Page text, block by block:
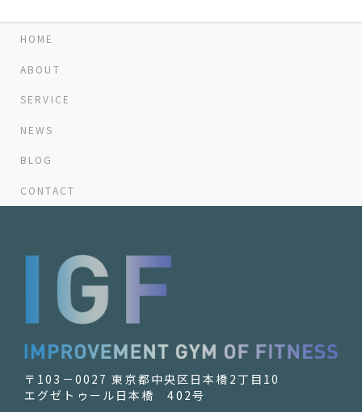
HOME
ABOUT
SERVICE
NEWS
BLOG
CONTACT
〒103－0027 東京都中央区日本橋2丁目10
エグゼトゥール日本橋 402号